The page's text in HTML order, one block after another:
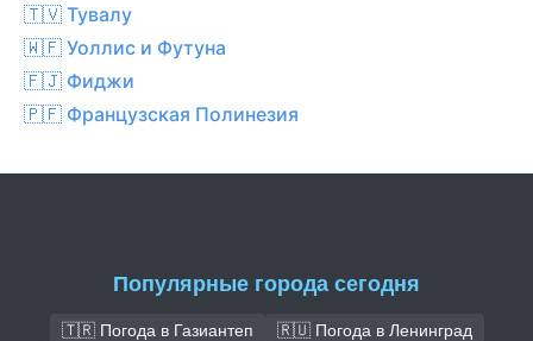
🇹🇻 Тувалу
🇼🇫 Уоллис и Футуна
🇫🇯 Фиджи
🇵🇫 Французская Полинезия
Популярные города сегодня
🇹🇷 Погода в Газиантеп
🇷🇺 Погода в Ленинград